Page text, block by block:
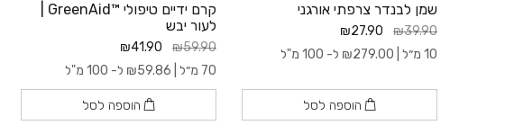
שמן לבנדר צרפתי אורגני
₪39.90
₪27.90
10 מ״ל |
₪279.00 ל- 100 מ"ל
הוספה לסל
לעור יבש
₪59.90
₪41.90
70 מ״ל |
₪59.86 ל- 100 מ"ל
הוספה לסל